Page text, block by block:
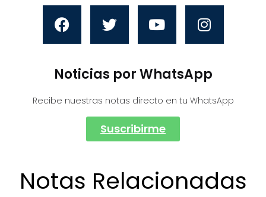
Noticias por WhatsApp
Recibe nuestras notas directo en tu WhatsApp
Suscribirme
Notas Relacionadas